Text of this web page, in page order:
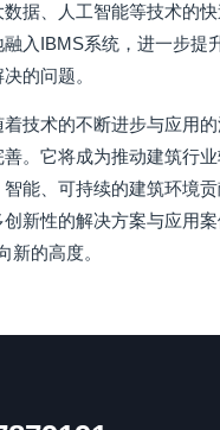
据、人工智能等技术的
入IBMS系统，进一步提
的问题。
着技术的不断进步与应用
。它将成为推动建筑行
智能、可持续的建筑环境
新性的解决方案与应用
新的高度。